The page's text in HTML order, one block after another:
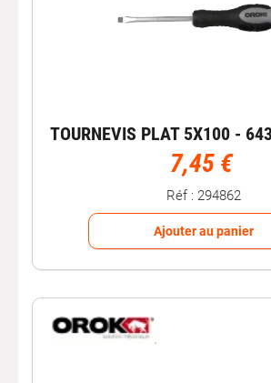
TOURNEVIS PLAT 5X100 -
7,45 €
Réf : 294862
Ajouter au panier